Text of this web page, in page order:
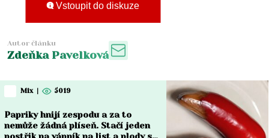
Vstoupit do diskuze
Autor článku
Zdeňka Pavelková
Mix | 5019
Papriky hnijí zespodu a za to
nemůže žádná plíseň. Stačí jeden
postřik na vápník na list a plody se